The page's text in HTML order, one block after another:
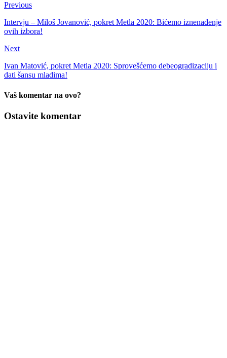
Previous
Intervju – Miloš Jovanović, pokret Metla 2020: Bićemo iznenađenje
ovih izbora!
Next
Ivan Matović, pokret Metla 2020: Sprovešćemo debeogradizaciju i
dati šansu mladima!
Vaš komentar na ovo?
Ostavite komentar